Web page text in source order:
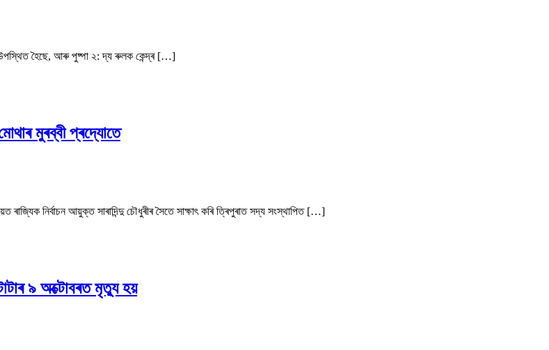
উপস্থিত হৈছে, আৰু পুষ্পা ২: দ্য ৰুলক কেন্দ্ৰ […]
মুৰব্বী প্ৰদ্যোতে
ৰাজ্যিক নিৰ্বাচন আয়ুক্ত সাৰাদিন্দু চৌধুৰীৰ সৈতে সাক্ষাৎ কৰি ত্ৰিপুৰাত সদ্য সংস্থাপিত […]
৯ অক্টোবৰত মৃত্যু হয়